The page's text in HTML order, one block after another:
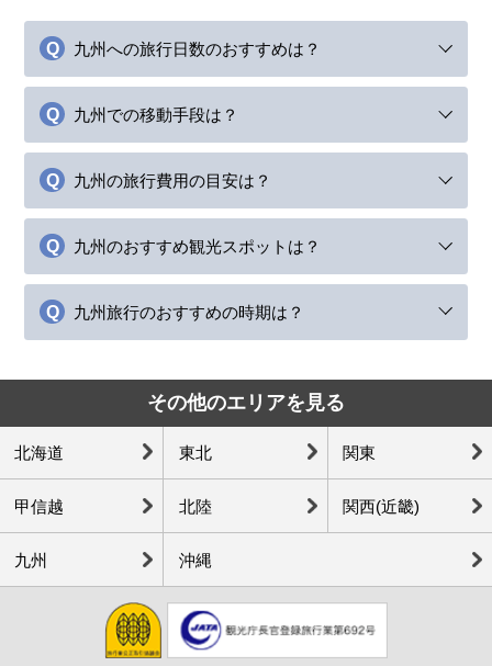
九州への旅行日数のおすすめは？
九州での移動手段は？
九州の旅行費用の目安は？
九州のおすすめ観光スポットは？
九州旅行のおすすめの時期は？
その他のエリアを見る
北海道 東北 関東
甲信越 北陸 関西(近畿)
九州 沖縄